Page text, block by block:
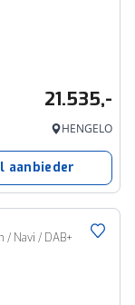
21.535,-
HENGELO
aanbieder
/ Navi / DAB+